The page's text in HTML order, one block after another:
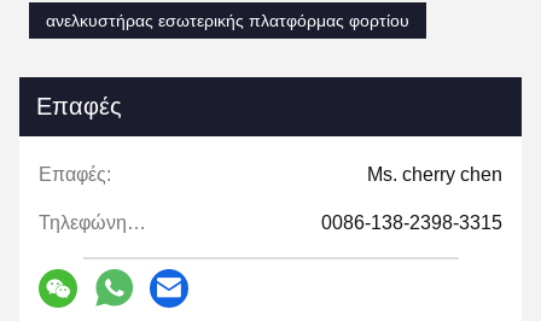
ανελκυστήρας εσωτερικής πλατφόρμας φορτίου
Επαφές
Επαφές: Ms. cherry chen
Τηλεφώνημα: 0086-138-2398-3315